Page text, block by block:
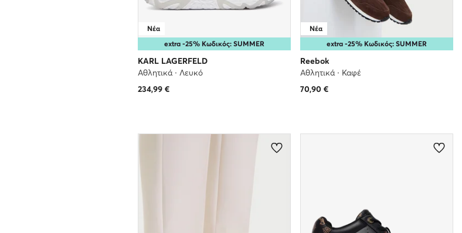
extra -25% Κωδικός: SUMMER
Νέα
KARL LAGERFELD
Αθλητικά · Λευκό
234,99€
extra -25% Κωδικός: SUMMER
Νέα
Reebok
Αθλητικά · Καφέ
70,90€